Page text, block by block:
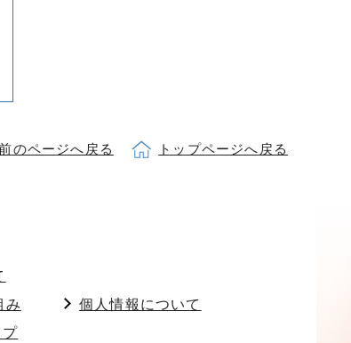
のページへ戻る トップページへ戻る
み
個人情報について
プ